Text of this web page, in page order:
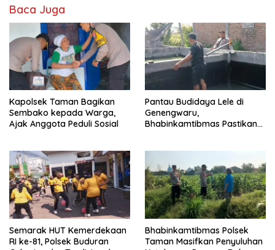
Baca Juga
Kapolsek Taman Bagikan
Sembako kepada Warga,
Ajak Anggota Peduli Sosial
Pantau Budidaya Lele di
Genengwaru,
Bhabinkamtibmas Pastikan
Semarak HUT Kemerdekaan
RI ke-81, Polsek Buduran
Bhabinkamtibmas Polsek
Taman Masifkan Penyuluhan